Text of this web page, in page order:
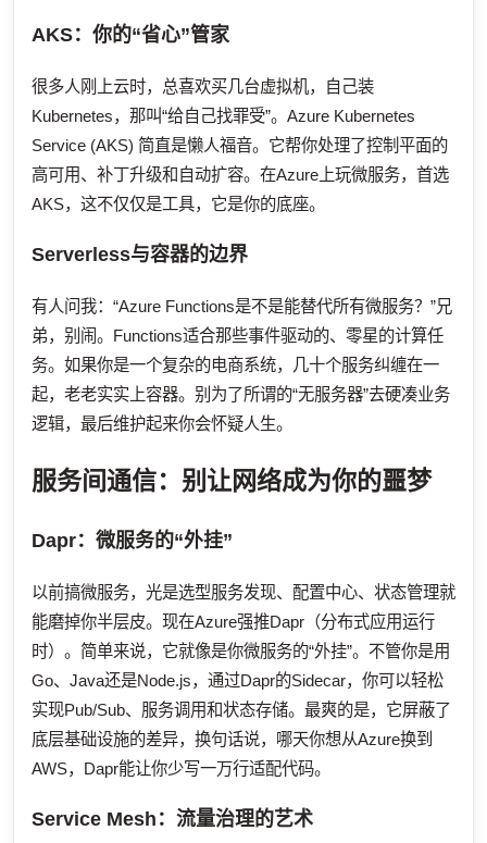
AKS：你的“省心”管家
很多人刚上云时，总喜欢买几台虚拟机，自己装
Kubernetes，那叫“给自己找罪受”。Azure Kubernetes
Service (AKS) 简直是懒人福音。它帮你处理了控制平面的
高可用、补丁升级和自动扩容。在Azure上玩微服务，首选
AKS，这不仅仅是工具，它是你的底座。
Serverless与容器的边界
有人问我：“Azure Functions是不是能替代所有微服务？”兄
弟，别闹。Functions适合那些事件驱动的、零星的计算任
务。如果你是一个复杂的电商系统，几十个服务纠缠在一
起，老老实实上容器。别为了所谓的“无服务器”去硬凑业务
逻辑，最后维护起来你会怀疑人生。
服务间通信：别让网络成为你的噩梦
Dapr：微服务的“外挂”
以前搞微服务，光是选型服务发现、配置中心、状态管理就
能磨掉你半层皮。现在Azure强推Dapr（分布式应用运行
时）。简单来说，它就像是你微服务的“外挂”。不管你是用
Go、Java还是Node.js，通过Dapr的Sidecar，你可以轻松
实现Pub/Sub、服务调用和状态存储。最爽的是，它屏蔽了
底层基础设施的差异，换句话说，哪天你想从Azure换到
AWS，Dapr能让你少写一万行适配代码。
Service Mesh：流量治理的艺术